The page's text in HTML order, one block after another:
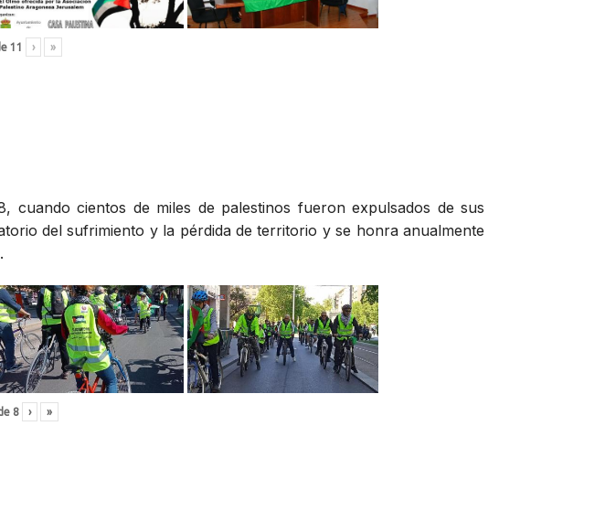
11 › »
cuando cientos de miles de palestinos fueron expulsados de sus
del sufrimiento y la pérdida de territorio y se honra anualmente
8 › »